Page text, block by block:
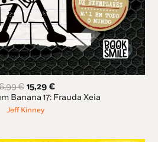
€ O
preço
original
era:
15,29 €O
preço
Banana 17: Frauda Xeia
Jeff Kinney